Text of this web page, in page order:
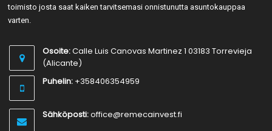
toimisto josta saat kaiken tarvitsemasi onnistunutta asuntokauppaa
varten.
Osoite:Calle Luis Canovas Martinez 1 03183 Torrevieja
(Alicante)
Puhelin: +358406354959
Sähköposti:office@remecainvest.fi